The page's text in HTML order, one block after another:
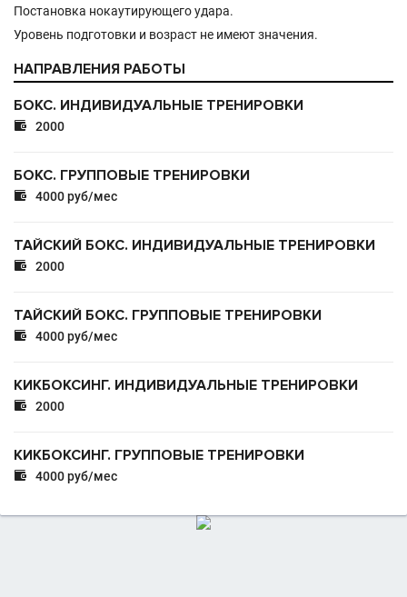
Постановка нокаутирующего удара.
Уровень подготовки и возраст не имеют значения.
НАПРАВЛЕНИЯ РАБОТЫ
БОКС. ИНДИВИДУАЛЬНЫЕ ТРЕНИРОВКИ
 2000
БОКС. ГРУППОВЫЕ ТРЕНИРОВКИ
 4000 руб/мес
ТАЙСКИЙ БОКС. ИНДИВИДУАЛЬНЫЕ ТРЕНИРОВКИ
 2000
ТАЙСКИЙ БОКС. ГРУППОВЫЕ ТРЕНИРОВКИ
 4000 руб/мес
КИКБОКСИНГ. ИНДИВИДУАЛЬНЫЕ ТРЕНИРОВКИ
 2000
КИКБОКСИНГ. ГРУППОВЫЕ ТРЕНИРОВКИ
 4000 руб/мес